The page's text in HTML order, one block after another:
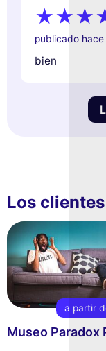
publicado
bien
Los
a partir
Museo Paradox